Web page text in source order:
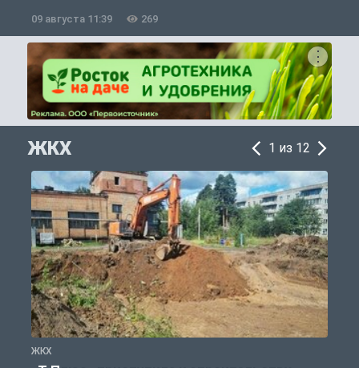
09 августа 11:39 269
ЖКХ 1 из 12
ЖКХ